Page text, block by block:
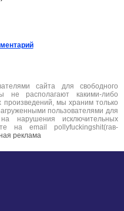
сайта для свободного
располагают какими-либо
мы храним только
пользователями для
нарушения исключительных
на email pollyfuckingshit(гав-
реклама